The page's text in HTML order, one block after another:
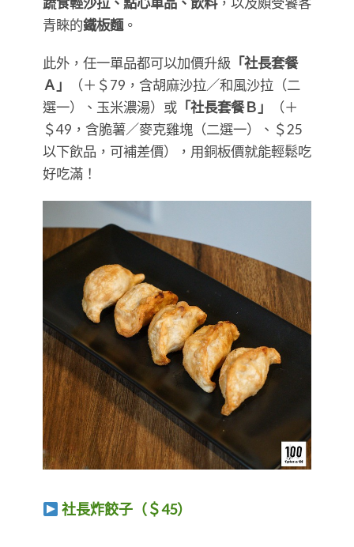
青睞的鐵板麵。
此外，任一單品都可以加價升級 「社長套餐
Ａ」
（＋＄79，含胡麻沙拉／和風沙拉（二
選一）、玉米濃湯）或 「社長套餐Ｂ」
（＋
＄49，含脆薯／麥克雞塊（二選一）、＄25
以下飲品，可補差價），用銅板價就能輕鬆吃
好吃滿！
社長炸餃子（＄45）